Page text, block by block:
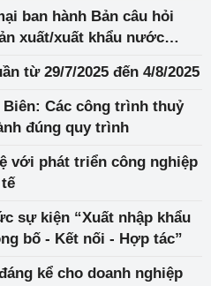
ban hành Bản câu hỏi
xuất/xuất khẩu nước
chống bán phá giá đối
màu có xuất xứ từ
Ma-lai-xi-a (mã vụ việc:
từ 29/7/2025 đến 4/8/2025
Các công trình thuỷ
đúng quy trình
với phát triển công nghiệp
sự kiện “Xuất nhập khẩu
bố - Kết nối - Hợp tác”
kể cho doanh nghiệp